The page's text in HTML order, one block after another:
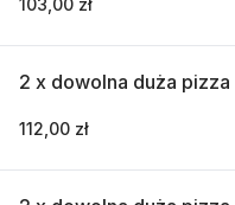
103,00 zł
2 x dowolna duża pizza
112,00 zł